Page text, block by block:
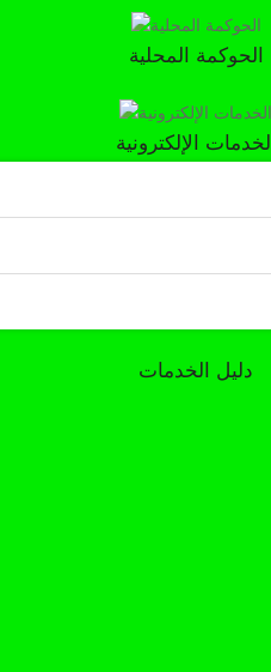
الحوكمة المحلية
الخدمات الإلكترونية
دليل الخدمات